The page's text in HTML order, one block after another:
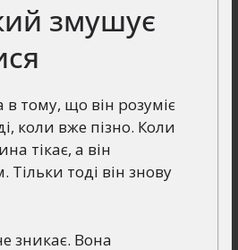
змушує
тому, що він розуміє
коли вже пізно. Коли
тікає, а він
Тільки тоді він знову
зникає. Вона